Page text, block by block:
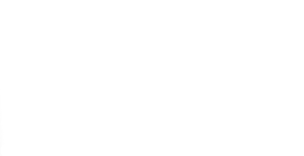
Saad Online Voogedastus : Veebisaitide Arhiiv
Mäng :
Ja Saad